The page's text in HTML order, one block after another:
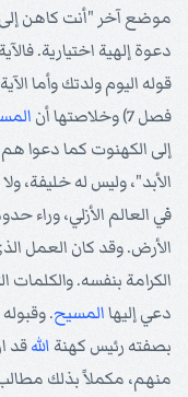
موضع آخر "أنت كاهن إلى
دعوة إلهية اختيارية.
قوله اليوم ولدتك وأما
فصل 7) وخلاصتها أن
إلى الكهنوت كما دعوا
الأبد"، وليس له خليفة،
في العالم الأزلي، وراء
الأرض. وقد كان العمل
الكرامة بنفسه. والكلمات
دعي إليهاالمسيح.
بصفته رئيس كهنة اللهقد